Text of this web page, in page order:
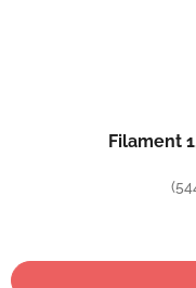
Filament